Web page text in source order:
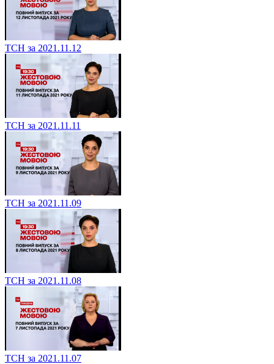
ТСН за 2021.11.12
ТСН за 2021.11.11
ТСН за 2021.11.09
ТСН за 2021.11.08
ТСН за 2021.11.07